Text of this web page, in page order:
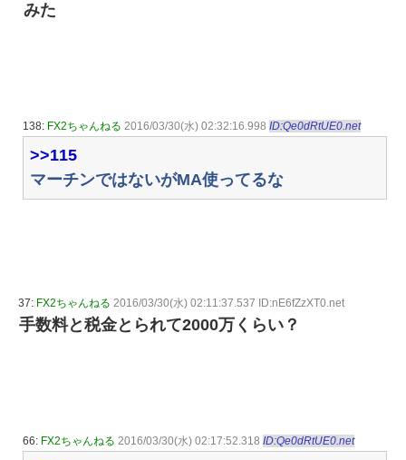
みた
138: FX2ちゃんねる 2016/03/30(水) 02:32:16.998 ID:Qe0dRtUE0.net
>>115
マーチンではないがMA使ってるな
37: FX2ちゃんねる 2016/03/30(水) 02:11:37.537 ID:nE6fZzXT0.net
手数料と税金とられて2000万くらい？
66: FX2ちゃんねる 2016/03/30(水) 02:17:52.318 ID:Qe0dRtUE0.net